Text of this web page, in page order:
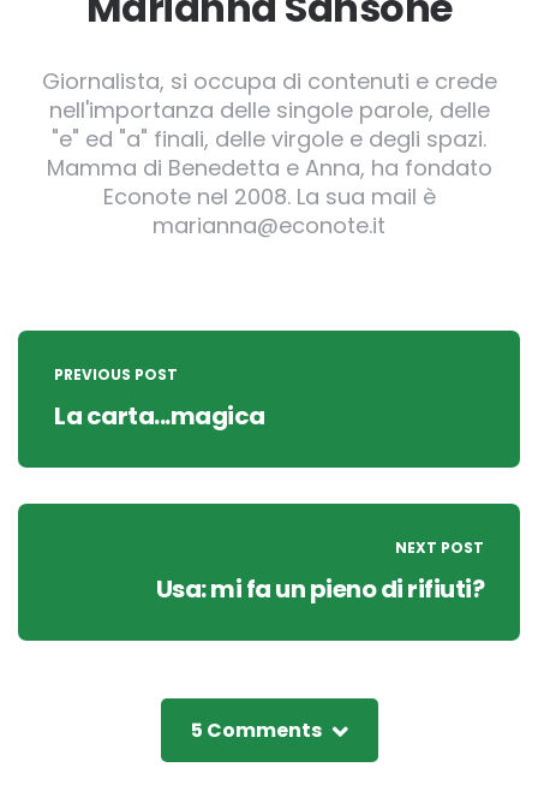
Giornalista, si occupa di contenuti e crede
nell'importanza delle singole parole, delle
"e" ed "a" finali, delle virgole e degli spazi.
Mamma di Benedetta e Anna, ha fondato
Econote nel 2008. La sua mail è
marianna@econote.it
Post
navigation
PREVIOUS POST
La carta...magica
NEXT POST
Usa: mi fa un pieno di rifiuti?
5 Comments